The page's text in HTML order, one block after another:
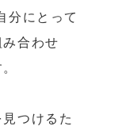
分にとって
合わせ
つけるた